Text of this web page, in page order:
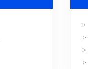
>
>
>
>